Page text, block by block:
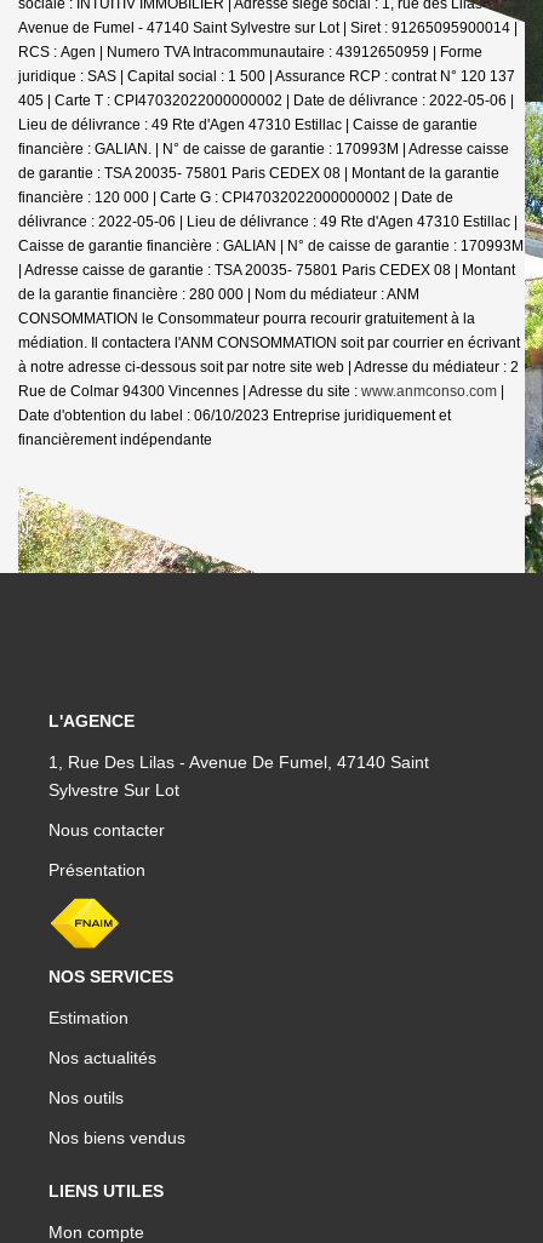
Avenue de Fumel - 47140 Saint Sylvestre sur Lot | Siret : 91265095900014 |
RCS : Agen | Numero TVA Intracommunautaire : 43912650959 | Forme
juridique : SAS | Capital social : 1 500 | Assurance RCP : contrat N° 120 137
405 | Carte T : CPI47032022000000002 | Date de délivrance : 2022-05-06 |
Lieu de délivrance : 49 Rte d'Agen 47310 Estillac | Caisse de garantie
financière : GALIAN. | N° de caisse de garantie : 170993M | Adresse caisse
de garantie : TSA 20035- 75801 Paris CEDEX 08 | Montant de la garantie
financière : 120 000 | Carte G : CPI47032022000000002 | Date de
délivrance : 2022-05-06 | Lieu de délivrance : 49 Rte d'Agen 47310 Estillac |
Caisse de garantie financière : GALIAN | N° de caisse de garantie : 170993M
| Adresse caisse de garantie : TSA 20035- 75801 Paris CEDEX 08 | Montant
de la garantie financière : 280 000 | Nom du médiateur : ANM
CONSOMMATION le Consommateur pourra recourir gratuitement à la
médiation. Il contactera l'ANM CONSOMMATION soit par courrier en écrivant
à notre adresse ci-dessous soit par notre site web | Adresse du médiateur : 2
Rue de Colmar 94300 Vincennes | Adresse du site : www.anmconso.com |
Date d'obtention du label : 06/10/2023 Entreprise juridiquement et
financièrement indépendante
L'AGENCE
1, Rue Des Lilas - Avenue De Fumel, 47140 Saint
Sylvestre Sur Lot
Nous contacter
Présentation
NOS SERVICES
Estimation
Nos actualités
Nos outils
Nos biens vendus
LIENS UTILES
Mon compte